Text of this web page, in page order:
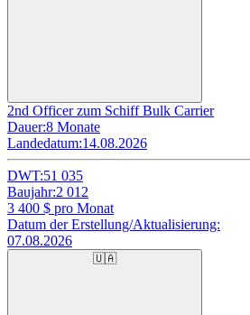
2nd Officer zum Schiff Bulk Carrier
Dauer:8 Monate
Landedatum:14.08.2026
DWT:51 035
Baujahr:2 012
3 400 $ pro Monat
Datum der Erstellung/Aktualisierung:
07.08.2026
🇺🇦